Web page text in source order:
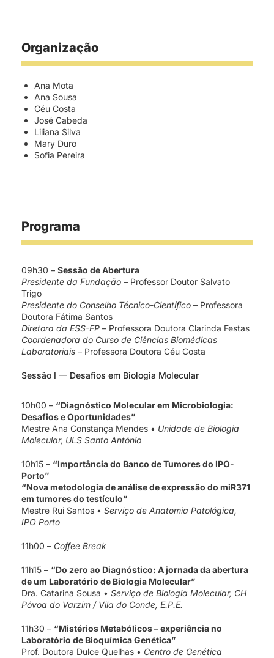
Organização
Ana Mota
Ana Sousa
Céu Costa
José Cabeda
Liliana Silva
Mary Duro
Sofia Pereira
Programa
09h30 – Sessão de Abertura
Presidente da Fundação – Professor Doutor Salvato
Trigo
Presidente do Conselho Técnico-Científico – Professora
Doutora Fátima Santos
Diretora da ESS-FP – Professora Doutora Clarinda Festas
Coordenadora do Curso de Ciências Biomédicas
Laboratoriais – Professora Doutora Céu Costa
Sessão I — Desafios em Biologia Molecular
10h00 – “Diagnóstico Molecular em Microbiologia:
Desafios e Oportunidades”
Mestre Ana Constança Mendes • Unidade de Biologia
Molecular, ULS Santo António
10h15 – “Importância do Banco de Tumores do IPO-
Porto”
“Nova metodologia de análise de expressão do miR371
em tumores do testículo”
Mestre Rui Santos • Serviço de Anatomia Patológica,
IPO Porto
11h00 – Coffee Break
11h15 – “Do zero ao Diagnóstico: A jornada da abertura
de um Laboratório de Biologia Molecular”
Dra. Catarina Sousa • Serviço de Biologia Molecular, CH
Póvoa do Varzim / Vila do Conde, E.P.E.
11h30 – “Mistérios Metabólicos – experiência no
Laboratório de Bioquímica Genética”
Prof. Doutora Dulce Quelhas • Centro de Genética